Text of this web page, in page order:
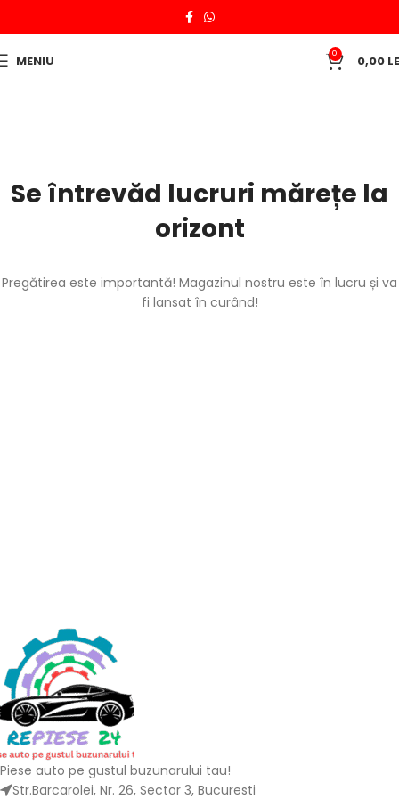
MENIU 0 0,00
Se întrevăd lucruri mărețe la
orizont
Pregătirea este importantă! Magazinul nostru este în lucru și va
fi lansat în curând!
Piese auto pe gustul buzunarului tau!
Str.Barcarolei, Nr. 26, Sector 3, Bucuresti